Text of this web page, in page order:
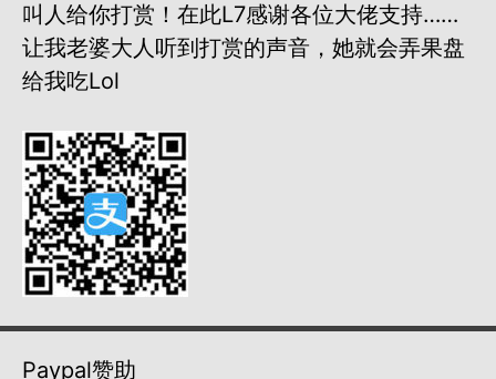
叫人给你打赏！在此L7感谢各位大佬支持……
让我老婆大人听到打赏的声音，她就会弄果盘
给我吃lol
Paypal赞助